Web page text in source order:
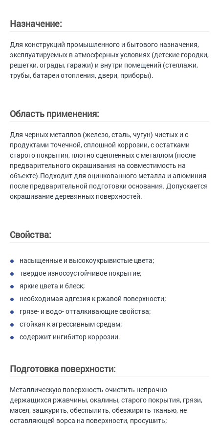
Назначение:
Для конструкций промышленного и бытового назначения,
эксплуатируемых в атмосферных условиях (детские городки,
решетки, ограды, гаражи) и внутри помещений (стеллажи,
трубы, батареи отопления, двери, приборы).
Область применения:
Для черных металлов (железо, сталь, чугун) чистых и с
продуктами точечной, сплошной коррозии, с остатками
старого покрытия, плотно сцепленных с металлом (после
предварительного окрашивания на совместимость на
объекте).Подходит для оцинкованного металла и алюминия
после предварительной подготовки основания. Допускается
окрашивание деревянных поверхностей.
Свойства:
насыщенные и высокоукрывистые цвета;
твердое износоустойчивое покрытие;
яркие цвета и блеск;
необходимая адгезия к ржавой поверхности;
грязе- и водо- отталкивающие свойства;
стойкая к агрессивным средам;
содержит ингибитор коррозии.
Подготовка поверхности:
Металлическую поверхность очистить непрочно
держащихся ржавчины, окалины, старого покрытия, грязи,
масел, зашкурить, обеспылить, обезжирить тканью, не
оставляющей ворса на поверхности, просушить;